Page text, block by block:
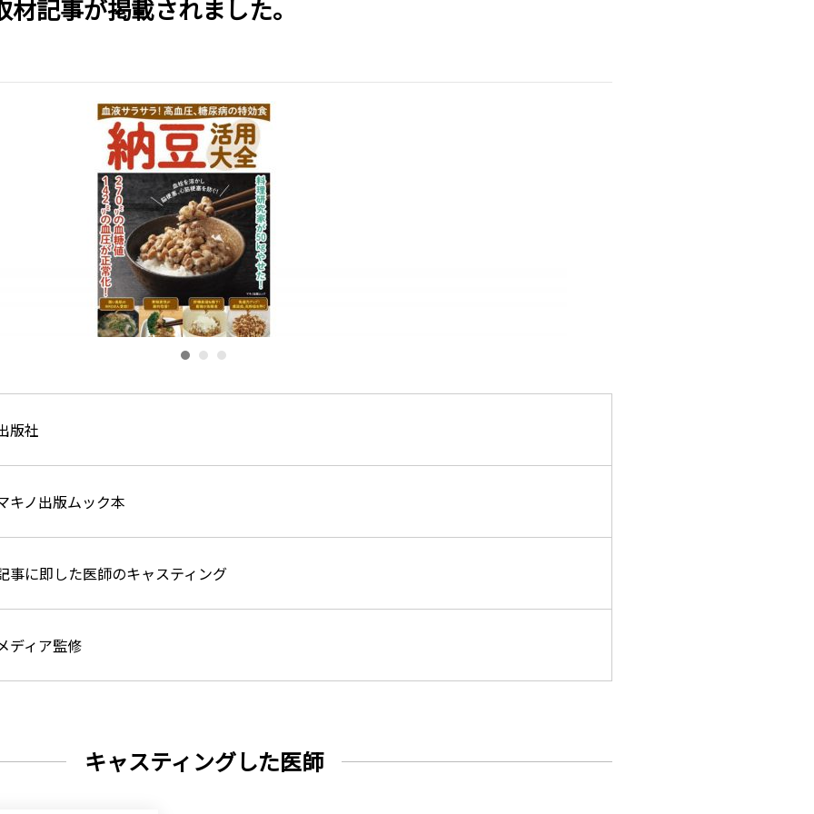
記事が掲載されました。
版社
キノ出版ムック本
事に即した医師のキャスティング
ディア監修
キャスティングした医師